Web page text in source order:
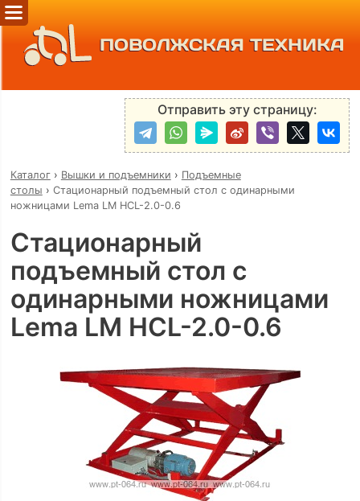
ПОВОЛЖСКАЯ ТЕХНИКА
Отправить эту страницу:
Каталог› Вышки и подъемники › Подъемные
столы › Стационарный подъемный стол с одинарными
ножницами Lema LM HCL-2.0-0.6
Стационарный
подъемный стол с
одинарными ножницами
Lema LM HCL-2.0-0.6